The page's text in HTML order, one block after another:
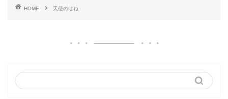
HOME 天使のはね